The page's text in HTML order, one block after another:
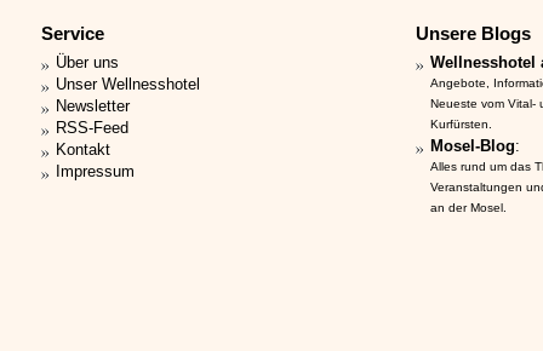
Service
Über uns
Unser Wellnesshotel
Newsletter
RSS-Feed
Kontakt
Impressum
Unsere Blogs
Wellnesshotel
Angebote,
Neueste vom Vital-
Kurfürsten.
Mosel-Blog:
Alles rund um das
Veranstaltungen
an der Mosel.